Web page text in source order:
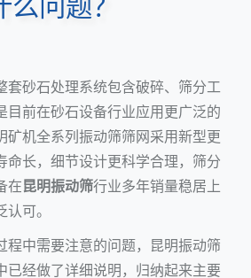
套砂石处理系统包含破碎、筛分工
目前在砂石设备行业应用更广泛的
矿机全系列振动筛筛网采用新型更
命长，细节设计更科学合理，筛分
在昆明振动筛行业多年销量稳居上
可。
程中需要注意的问题，昆明振动筛
已经做了详细说明，归纳起来主要